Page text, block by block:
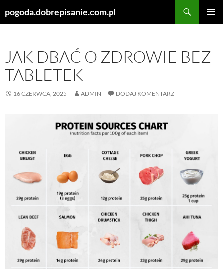
pogoda.dobrepisanie.com.pl
JAK DBAĆ O ZDROWIE BEZ
TABLETEK
16 CZERWCA, 2025 ADMIN DODAJ KOMENTARZ